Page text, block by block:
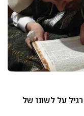
על לשונו של